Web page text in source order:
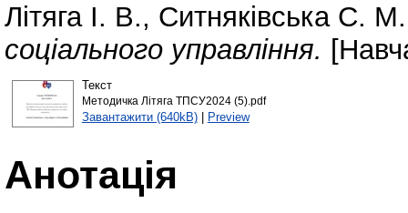
Літяга І. В., Ситняківська С. М.
соціального управління.
Текст
Методичка Літяга ТПСУ2024 (5).pdf
Завантажити (640kB)| Preview
Анотація